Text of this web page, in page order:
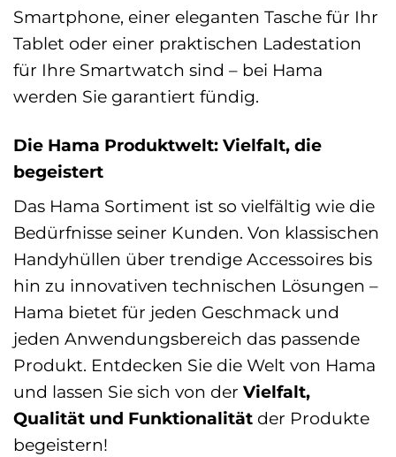
Smartphone, einer eleganten Tasche für Ihr
Tablet oder einer praktischen Ladestation
für Ihre Smartwatch sind – bei Hama
werden Sie garantiert fündig.
Die Hama Produktwelt: Vielfalt, die
begeistert
Das Hama Sortiment ist so vielfältig wie die
Bedürfnisse seiner Kunden. Von klassischen
Handyhüllen über trendige Accessoires bis
hin zu innovativen technischen Lösungen –
Hama bietet für jeden Geschmack und
jeden Anwendungsbereich das passende
Produkt. Entdecken Sie die Welt von Hama
und lassen Sie sich von der Vielfalt,
Qualität und Funktionalität der Produkte
begeistern!